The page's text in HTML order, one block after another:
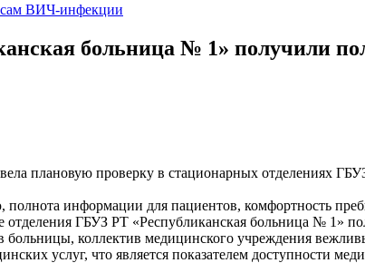
ВИЧ-инфекции
больница № 1» получили
плановую проверку в стационарных отделениях
информации для пациентов, комфортность
ГБУЗ РТ «Республиканская больница № 1»
больницы, коллектив медицинского учреждения
услуг, что является показателем доступности